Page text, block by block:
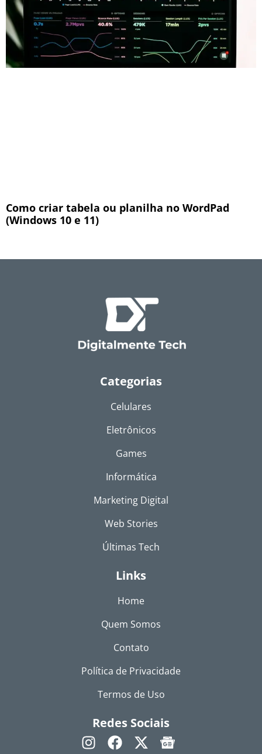
Como criar tabela ou planilha no WordPad
(Windows 10 e 11)
Categorias
Celulares
Eletrônicos
Games
Informática
Marketing Digital
Web Stories
Últimas Tech
Links
Home
Quem Somos
Contato
Política de Privacidade
Termos de Uso
Redes Sociais